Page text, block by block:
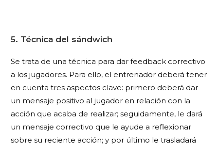
5. Técnica del sándwich
Se trata de una técnica para dar feedback correctivo
a los jugadores. Para ello, el entrenador deberá tener
en cuenta tres aspectos clave: primero deberá dar
un mensaje positivo al jugador en relación con la
acción que acaba de realizar; seguidamente, le dará
un mensaje correctivo que le ayude a reflexionar
sobre su reciente acción; y por último le trasladará